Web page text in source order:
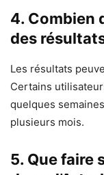
4. Combien
des
Les résultats
Certains
quelques
plusieurs mois.
5. Que faire